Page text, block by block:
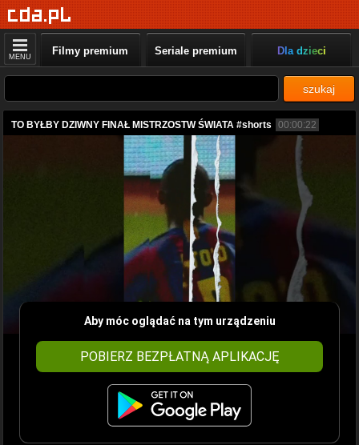
MENU Filmy premium Seriale premium Dla dzieci
szukaj
TO BYŁBY DZIWNY FINAŁ MISTRZOSTW ŚWIATA #shorts 00:00:22
Aby móc oglądać na tym urządzeniu
POBIERZ BEZPŁATNĄ APLIKACJĘ